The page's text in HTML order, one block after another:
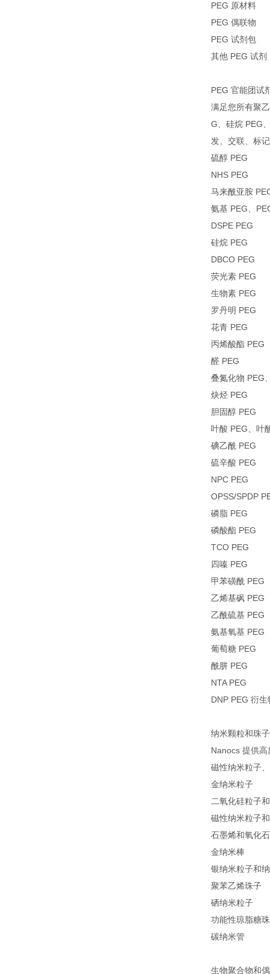
PEG 原材料
PEG 偶联物
PEG 试剂包
其他 PEG 试剂
PEG 官能团试
满足您所有聚
G、硅烷 PEG
发、交联、标
硫醇 PEG
NHS PEG
马来酰亚胺
氨基 PEG、
DSPE PEG
硅烷 PEG
DBCO PEG
荧光素 PEG
生物素 PEG
罗丹明 PEG
花青 PEG
丙烯酸酯 PEG
醛 PEG
叠氮化物 PEG
炔烃 PEG
胆固醇 PEG
叶酸 PEG、叶
碘乙酰 PEG
硫辛酸 PEG
NPC PEG
OPSS/SPDP
磷脂 PEG
磷酸酯 PEG
TCO PEG
四嗪 PEG
甲苯磺酰 PEG
乙烯基砜 PEG
乙酰硫基 PEG
氨基氧基 PEG
葡萄糖 PEG
酰肼 PEG
NTA PEG
DNP PEG 衍生
纳米颗粒和珠子
Nanocs 提供
磁性纳米粒子
金纳米粒子
二氧化硅粒子
磁性纳米粒子
石墨烯和氧化
金纳米棒
银纳米粒子和
聚苯乙烯珠子
硒纳米粒子
功能性琼脂糖
碳纳米管
生物聚合物和